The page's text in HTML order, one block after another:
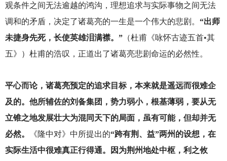
观条件之间无法逾越的鸿沟，理想追求与实际事物之间无法
调和的矛盾，决定了诸葛亮的一生是一个伟大的悲剧。 “出师
未捷身先死，长使英雄泪满襟。”（杜甫《咏怀古迹五首•其
五》）杜甫的浩叹，正道出了诸葛亮悲剧命运的必然性。
平心而论，诸葛亮预定的追求目标，本来就是遥远而很难企
及的。他所辅佐的刘备集团，势力弱小，根基薄弱，要从无
立锥之地发展壮大为混同天下的局面，虽有可能，但却并无
必然。
《隆中对》中所提出的“跨有荆、益”两州的设想，在
实际生活中很难真正行得通。因为荆州地处中枢，利之攸